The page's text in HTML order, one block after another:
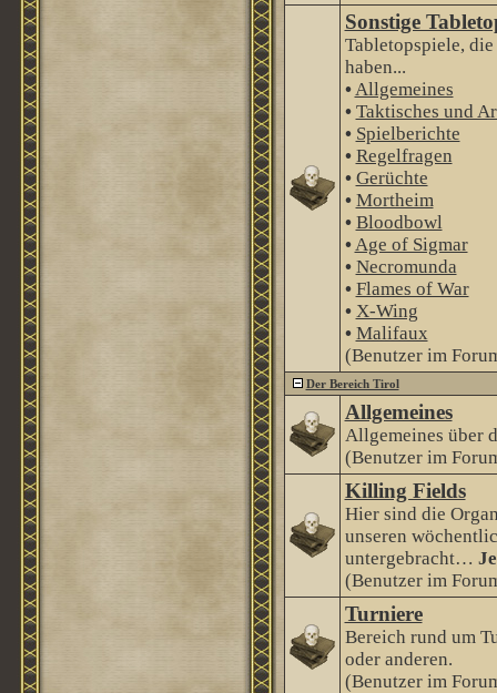
Sonstige
Tabletopspiele,
haben...
•Allgemeines
• Taktisches und
• Spielberichte
• Regelfragen
• Gerüchte
• Mortheim
• Bloodbowl
•Age of Sigmar
• Necromunda
• Flames of War
• X-Wing
• Malifaux
(Benutzer im
Der Bereich Tirol
Allgemeines
Allgemeines über
(Benutzer im
Killing Fields
Hier sind die
unseren
untergebracht…
(Benutzer im
Turniere
Bereich rund um
oder anderen.
(Benutzer im